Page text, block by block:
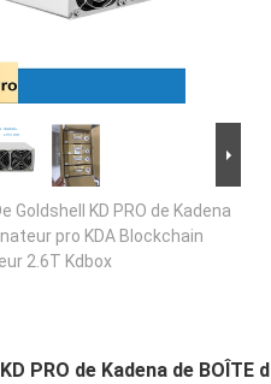
Goldshell KD PRO de Kadena
pro KDA Blockchain
2.6T Kdbox
PRO de Kadena de